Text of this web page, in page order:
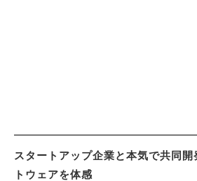
スタートアップ企業と本気で共同開
トウェアを体感